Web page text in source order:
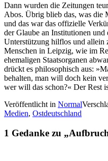
Dann wurden die Zeitungen
Abos. Übrig blieb das, was die
und das war das offizielle
der Glaube an Institutionen
Unterstützung hilflos und allein
Menschen in Leipzig, wie im
ehemaligen Staatsorganen
drückt es philosophisch aus:
behalten, man will doch kein
wer will das schon?« Der Rest
Veröffentlicht in Normal
Medien, Ostdeutschland
1 Gedanke zu „